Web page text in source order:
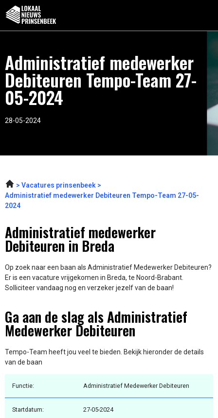
Administratief medewerker
Debiteuren Tempo-Team 27-
05-2024
28-05-2024
Vacatures prinsenbeek
Administratief medewerker Debiteuren Tempo-Team 27-05-
2024
Administratief medewerker
Debiteuren in Breda
Op zoek naar een baan als Administratief Medewerker Debiteuren?
Er is een vacature vrijgekomen in Breda, te Noord-Brabant.
Solliciteer vandaag nog en verzeker jezelf van de baan!
Ga aan de slag als Administratief
Medewerker Debiteuren
Tempo-Team heeft jou veel te bieden. Bekijk hieronder de details
van de baan
Functie: Administratief Medewerker Debiteuren
Startdatum: 27-05-2024